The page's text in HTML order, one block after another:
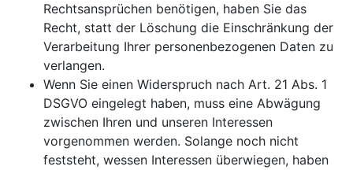
Rechtsansprüchen benötigen, haben Sie das
Recht, statt der Löschung die Einschränkung der
Verarbeitung Ihrer personenbezogenen Daten zu
verlangen.
Wenn Sie einen Widerspruch nach Art. 21 Abs. 1
DSGVO eingelegt haben, muss eine Abwägung
zwischen Ihren und unseren Interessen
vorgenommen werden. Solange noch nicht
feststeht, wessen Interessen überwiegen, haben